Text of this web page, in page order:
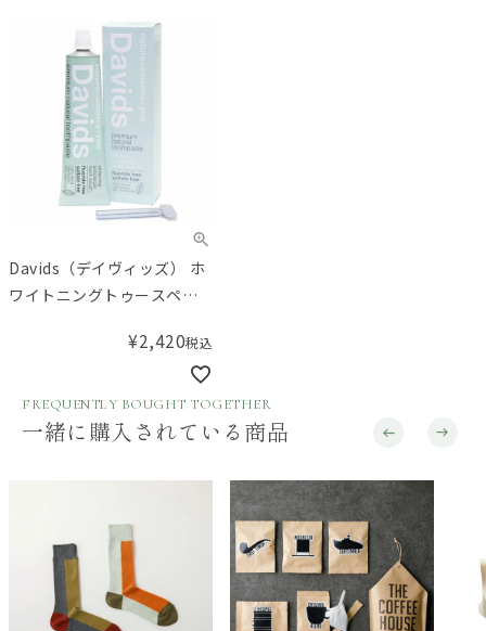
Davids（デイヴィッズ） ホ
ワイトニングトゥースペー
¥2,420税込
FREQUENTLY BOUGHT TOGETHER
一緒に購入されている商品